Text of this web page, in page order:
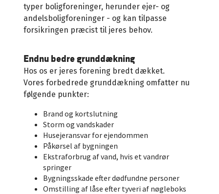
typer boligforeninger, herunder ejer- og
andelsboligforeninger - og kan tilpasse
forsikringen præcist til jeres behov.
Endnu bedre grunddækning
Hos os er jeres forening bredt dækket.
Vores forbedrede grunddækning omfatter nu
følgende punkter:
Brand og kortslutning
Storm og vandskader
Husejeransvar for ejendommen
Påkørsel af bygningen
Ekstraforbrug af vand, hvis et vandrør
springer
Bygningsskade efter dødfundne personer
Omstilling af låse efter tyveri af nøgleboks